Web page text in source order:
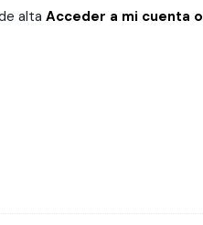
alta Acceder a mi cuenta o